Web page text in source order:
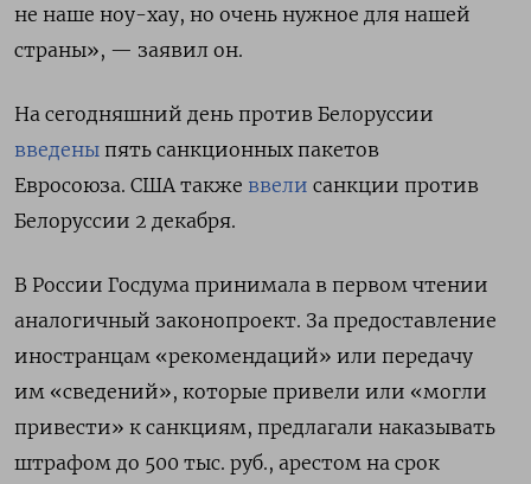
не наше ноу-хау, но очень нужное для нашей
страны», — заявил он.
На сегодняшний день против Белоруссии
введены пять санкционных пакетов
Евросоюза. США также ввели санкции против
Белоруссии 2 декабря.
В России Госдума принимала в первом чтении
аналогичный законопроект. За предоставление
иностранцам «рекомендаций» или передачу
им «сведений», которые привели или «могли
привести» к санкциям, предлагали наказывать
штрафом до 500 тыс. руб., арестом на срок